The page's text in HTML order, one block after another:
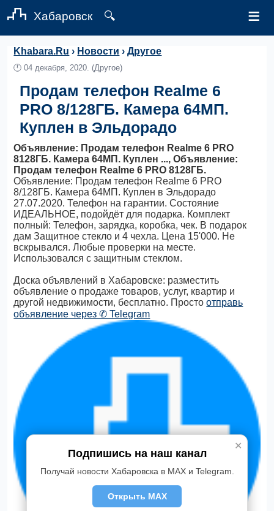
Хабаровск 🔍 ≡
Khabara.Ru › Новости ›Другое
🕛04 декабря, 2020. (Другое)
Продам телефон Realme 6
PRO 8/128ГБ. Камера 64МП.
Куплен в Эльдорадо
Объявление: Продам телефон Realme 6 PRO
8128ГБ. Камера 64МП. Куплен ..., Объявление:
Продам телефон Realme 6 PRO 8128ГБ.
Объявление: Продам телефон Realme 6 PRO
8/128ГБ. Камера 64МП. Куплен в Эльдорадо
27.07.2020. Телефон на гарантии. Состояние
ИДЕАЛЬНОЕ, подойдёт для подарка. Комплект
полный: Телефон, зарядка, коробка, чек. В подарок
дам Защитное стекло и 4 чехла. Цена 15'000. Не
вскрывался. Любые проверки на месте.
Использовался с защитным стеклом.
Доска объявлений в Хабаровске: разместить
объявление о продаже товаров, услуг, квартир и
другой недвижимости, бесплатно. Простоотправь
объявление через ✆ Telegram
✕
Подпишись на наш канал
Получай новости Хабаровска в MAX и Telegram.
Открыть MAX